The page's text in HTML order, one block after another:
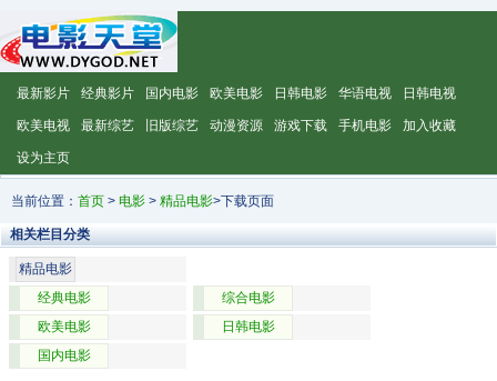
最新影片 经典影片 国内电影 欧美电影 日韩电影 华语电视 日韩电视
欧美电视 最新综艺 旧版综艺 动漫资源 游戏下载 手机电影 加入收藏
设为主页
当前位置： 首页 > 电影 > 精品电影>下载页面
相关栏目分类
精品电影
经典电影
综合电影
欧美电影
日韩电影
国内电影